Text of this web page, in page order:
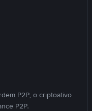
P2P, o criptoativo
P2P.